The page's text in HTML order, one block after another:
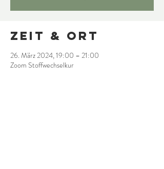
Zeit & Ort
26. März 2024, 19:00 – 21:00
Zoom Stoffwechselkur